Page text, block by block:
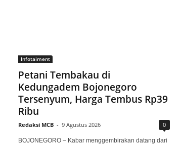
Infotaiment
Petani Tembakau di
Kedungadem Bojonegoro
Tersenyum, Harga Tembus Rp39
Ribu
Redaksi MCB - 9 Agustus 2026 0
BOJONEGORO – Kabar menggembirakan datang dari